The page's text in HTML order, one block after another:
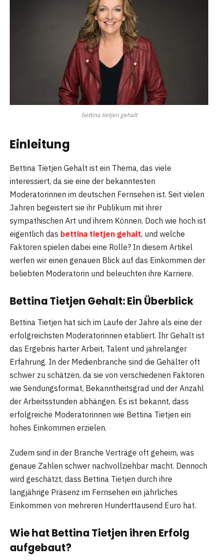
bettina tietjen gehalt
Einleitung
Bettina Tietjen Gehalt ist ein Thema, das viele
interessiert, da sie eine der bekanntesten
Moderatorinnen im deutschen Fernsehen ist. Seit vielen
Jahren begeistert sie ihr Publikum mit ihrer
sympathischen Art und ihrem Können. Doch wie hoch ist
eigentlich das bettina tietjen gehalt, und welche
Faktoren spielen dabei eine Rolle? In diesem Artikel
werfen wir einen genauen Blick auf das Einkommen der
beliebten Moderatorin und beleuchten ihre Karriere.
Bettina Tietjen Gehalt: Ein Überblick
Bettina Tietjen hat sich im Laufe der Jahre als eine der
erfolgreichsten Moderatorinnen etabliert. Ihr Gehalt ist
das Ergebnis harter Arbeit, Talent und jahrelanger
Erfahrung. In der Medienbranche sind die Gehälter oft
schwer zu schätzen, da sie von verschiedenen Faktoren
wie Sendungsformat, Bekanntheitsgrad und der Anzahl
der Arbeitsstunden abhängen. Es ist bekannt, dass
erfolgreiche Moderatorinnen wie Bettina Tietjen ein
hohes Einkommen erzielen.
Zudem sind in der Branche Verträge oft geheim, was
genaue Zahlen schwer nachvollziehbar macht. Dennoch
wird geschätzt, dass Bettina Tietjen durch ihre
langjährige Präsenz im Fernsehen ein jährliches
Einkommen von mehreren Hunderttausend Euro hat.
Wie hat Bettina Tietjen ihren Erfolg
aufgebaut?